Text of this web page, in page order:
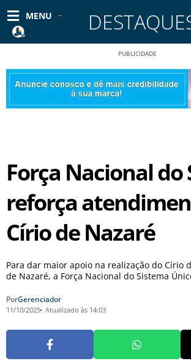
para
conteúdo
MENU
PUBLICIDADE
Força Nacional do
reforça
Círio de Nazaré
Para dar maior apoio na realização do Círio
de Nazaré, a Força Nacional do Sistema
PorGerenciador
11/10/2025 Atualizado às 14:03